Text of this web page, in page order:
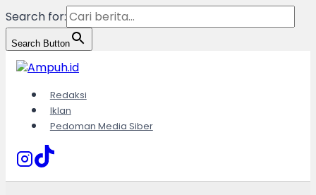
Search for:
Search Button
Skip
to
content
Redaksi
Iklan
Pedoman Media Siber